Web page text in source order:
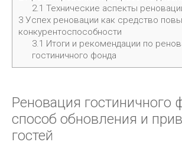
2.1 Технические аспекты
3 Успех реновации как средство
конкурентоспособности
3.1 Итоги и рекомендации по
гостиничного фонда
Реновация гостиничного
способ обновления и
гостей